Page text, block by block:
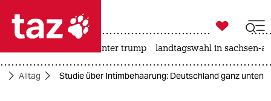
 taz zahl ich
taz zahl ich

taz zahl ich
usa unter trump landtagswahl in sachsen-
Alltag Studie über Intimbehaarung: Deutschland ganz unten